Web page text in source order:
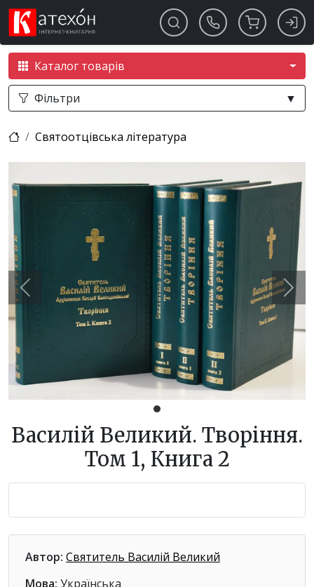
Каталог товарів
Фільтри ▼
Святоотцівська література
Previous Next
Василій Великий. Творіння.
Том 1, Книга 2
Автор: Святитель Василій Великий
Мова: Українська